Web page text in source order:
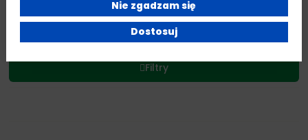
Filtry
Nie zgadzam się
Dostosuj